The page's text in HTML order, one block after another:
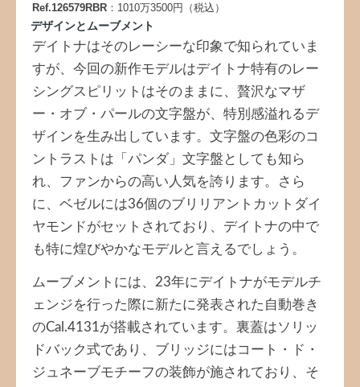
Ref.126579RBR ：1010万3500円（税込）
デザインとムーブメント
デイトナはそのレーシーな印象で知られていま
すが、今回の新作モデルはデイトナ特有のレー
シングスピリットはそのままに、贅沢なマザ
ー・オブ・パールの文字盤が、特別感溢れるデ
ザインを生み出しています。文字盤の色彩のコ
ントラストは「パンダ」文字盤としても知ら
れ、ファンからの高い人気を誇ります。さら
に、ベゼルには36個のブリリアントカットダイ
ヤモンドがセットされており、デイトナの中で
も特に煌びやかなモデルと言えるでしょう。
ムーブメントには、23年にデイトナがモデルチ
ェンジを行った際に新たに発表された自動巻き
のCal.4131が搭載されています。裏蓋はソリッ
ドバック式であり、ブリッジにはコート・ド・
ジュネーブモチーフの装飾が施されており、そ